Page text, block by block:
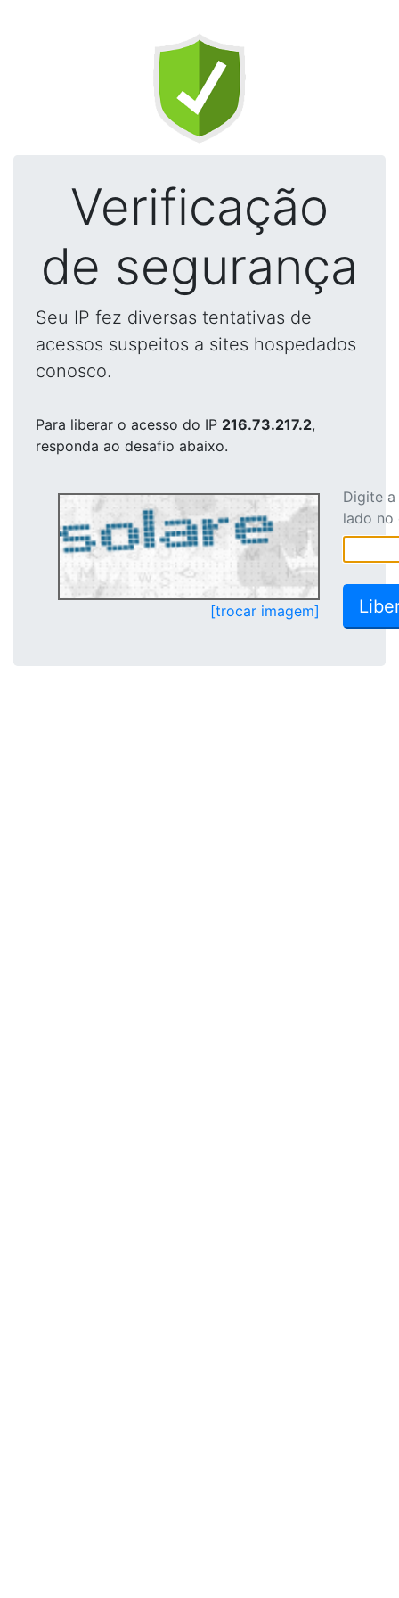
Verificação
de segurança
Seu IP fez diversas tentativas de
acessos suspeitos a sites hospedados
conosco.
Para liberar o acesso do IP 216.73.217.2,
responda ao desafio abaixo.
[trocar imagem]
Digite
lado no